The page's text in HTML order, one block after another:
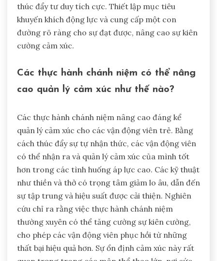
thúc đẩy tư duy tích cực. Thiết lập mục tiêu
khuyến khích động lực và cung cấp một con
đường rõ ràng cho sự đạt được, nâng cao sự kiên
cường cảm xúc.
Các thực hành chánh niệm có thể nâng
cao quản lý cảm xúc như thế nào?
Các thực hành chánh niệm nâng cao đáng kể
quản lý cảm xúc cho các vận động viên trẻ. Bằng
cách thúc đẩy sự tự nhận thức, các vận động viên
có thể nhận ra và quản lý cảm xúc của mình tốt
hơn trong các tình huống áp lực cao. Các kỹ thuật
như thiền và thở có trọng tâm giảm lo âu, dẫn đến
sự tập trung và hiệu suất được cải thiện. Nghiên
cứu chỉ ra rằng việc thực hành chánh niệm
thường xuyên có thể tăng cường sự kiên cường,
cho phép các vận động viên phục hồi từ những
thất bại hiệu quả hơn. Sự ổn định cảm xúc này rất